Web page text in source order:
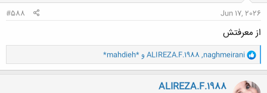
Jun 17, 2026
#588
از معرفتش
و
ا
ک
ن
naghmeirani
,
ALIREZA.F.1988 و*mahdieh*
ALIREZA.F.1988